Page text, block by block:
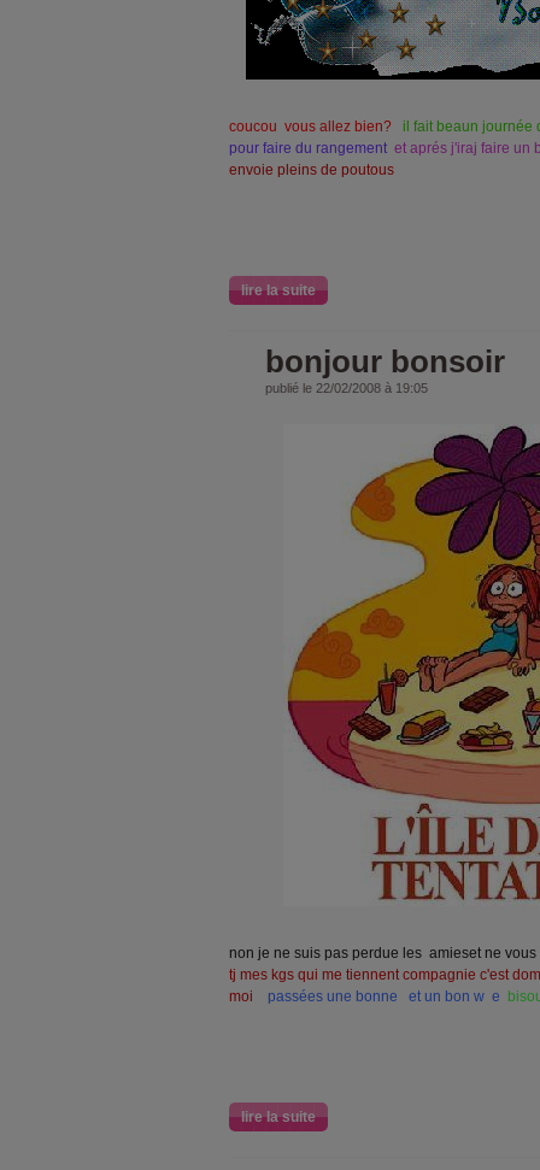
coucou vous allez bien? il fait beaun
pour faire du rangement et aprés j'iraj faire un
envoie pleins de poutous
lire la suite
bonjour bonsoir
publié le 22/02/2008 à 19:05
non je ne suis pas perdue les amieset ne
tj mes kgs qui me tiennent compagnie c'est
moi
passées une bonne et un bon w e
lire la suite